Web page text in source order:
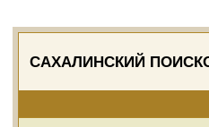
САХАЛИНСКИЙ